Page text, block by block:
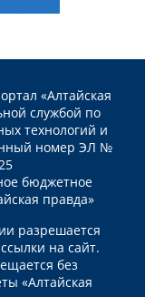
«Алтайская
службой по
технологий и
номер ЭЛ №
бюджетное
правда»
разрешается
на сайт.
без
«Алтайская